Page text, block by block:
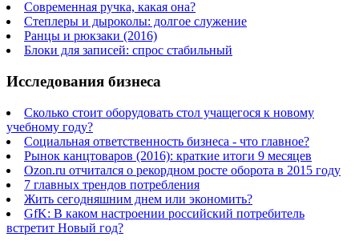
Современная ручка, какая она?
Степлеры и дыроколы: долгое служение
Ранцы и рюкзаки (2016)
Блоки для записей: спрос стабильный
Исследования бизнеса
Сколько стоит оборудовать стол учащегося к новому
учебному году?
Социальная ответственность бизнеса - что главное?
Рынок канцтоваров (2016): краткие итоги 9 месяцев
Ozon.ru отчитался о рекордном росте оборота в 2015 году
7 главных трендов потребления
Жить сегодняшним днем или экономить?
GfK: В каком настроении российский потребитель
встретит Новый год?